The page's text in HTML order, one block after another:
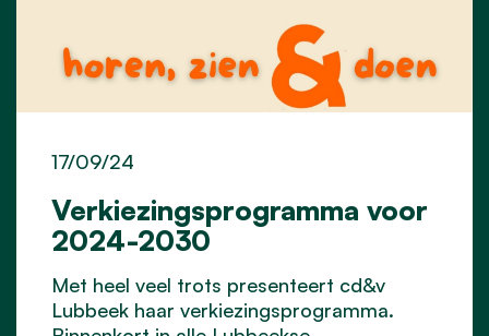
Verkiezingsprogramma voor
2024-2030
17/09/24
Met heel veel trots presenteert cd&v
Lubbeek haar verkiezingsprogramma.